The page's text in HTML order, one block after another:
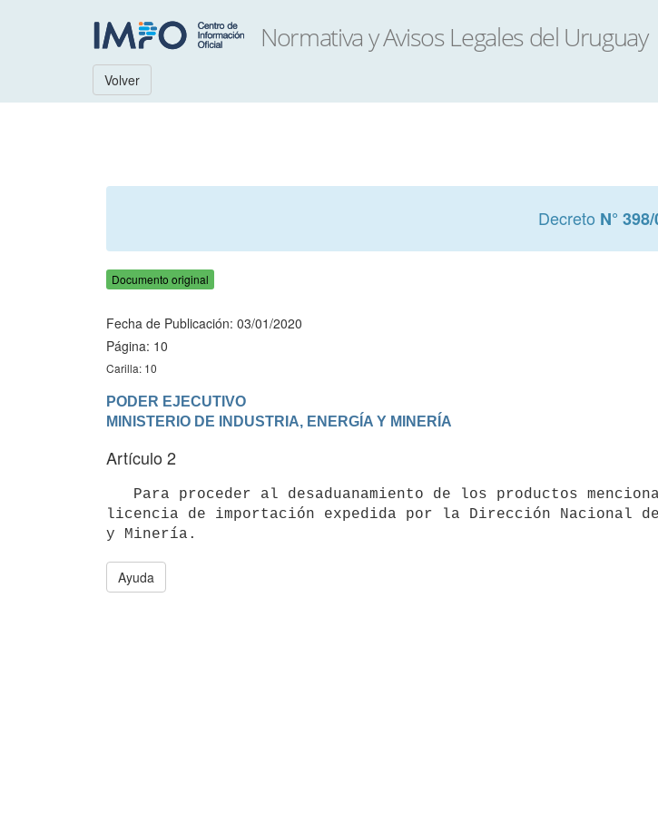
Volver
Decreto N°
Documento original
Fecha de Publicación: 03/01/2020
Página: 10
Carilla: 10
PODER EJECUTIVO
Artículo 2
licencia de importación expedida por la Dirección
Ayuda